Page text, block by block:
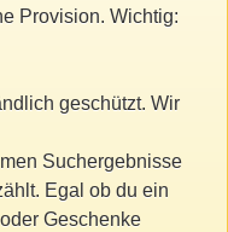
Provision. Wichtig:
geschützt. Wir
Suchergebnisse
Egal ob du ein
Geschenke